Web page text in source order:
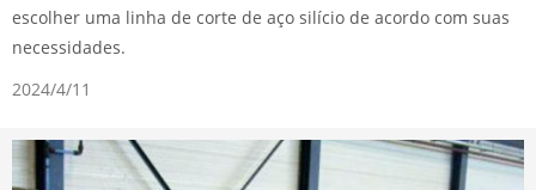
escolher uma linha de corte de aço silício de acordo com suas
necessidades.
2024/4/11